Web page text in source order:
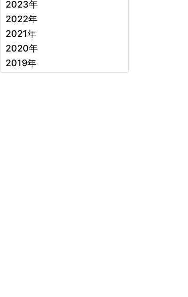
2023年
2022年
2021年
2020年
2019年